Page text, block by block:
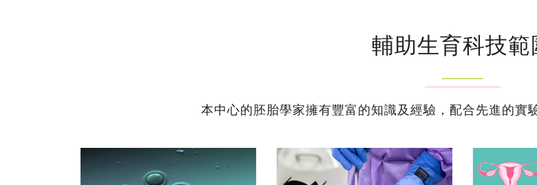
輔助生育科技範
本中心的胚胎學家擁有豐富的知識及經驗，配合先進的實